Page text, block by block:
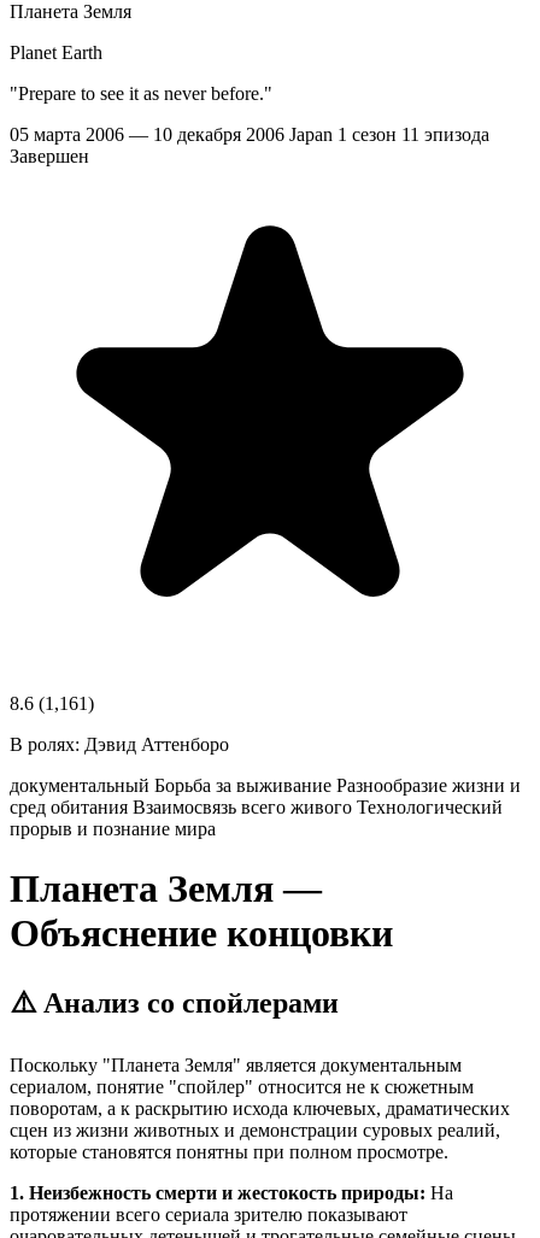
Планета Земля
Planet Earth
"Prepare to see it as never before."
05 марта 2006 — 10 декабря 2006 Japan 1 сезон 11 эпизода
Завершен
8.6 (1,161)
В ролях: Дэвид Аттенборо
документальный Борьба за выживание Разнообразие жизни и
сред обитания Взаимосвязь всего живого Технологический
прорыв и познание мира
Планета Земля —
Объяснение концовки
⚠️ Анализ со спойлерами
Поскольку "Планета Земля" является документальным
сериалом, понятие "спойлер" относится не к сюжетным
поворотам, а к раскрытию исхода ключевых, драматических
сцен из жизни животных и демонстрации суровых реалий,
которые становятся понятны при полном просмотре.
1. Неизбежность смерти и жестокость природы: На
протяжении всего сериала зрителю показывают